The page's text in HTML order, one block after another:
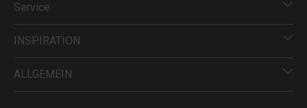
Service
INSPIRATION
ALLGEMEIN